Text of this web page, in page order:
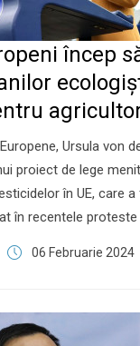
încep
Ursula von
proiect de lege
în UE, care
în recentele proteste
06 Februarie 2024